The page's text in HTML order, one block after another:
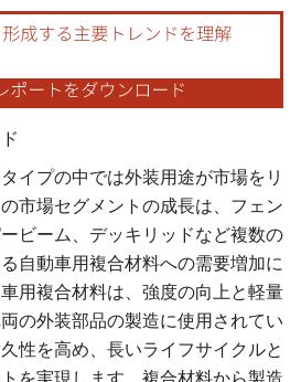
利用にはCC BY 4.0の表示が必要です。
イプの中では外装用途が市場をリ
市場セグメントの成長は、フェン
ビーム、デッキリッドなど複数の
自動車用複合材料への需要増加に
用複合材料は、強度の向上と軽量
の外装部品の製造に使用されてい
性を高め、長いライフサイクルと